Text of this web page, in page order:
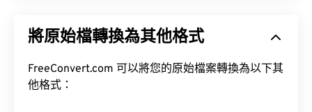
將原始檔轉換為其他格式
FreeConvert.com 可以將您的原始檔案轉換為以下其
他格式：